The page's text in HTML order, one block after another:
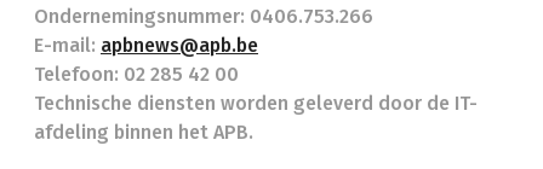
Ondernemingsnummer: 0406.753.266
E-mail: apbnews@apb.be
Telefoon: 02 285 42 00
Technische diensten worden geleverd door de IT-
afdeling binnen het APB.